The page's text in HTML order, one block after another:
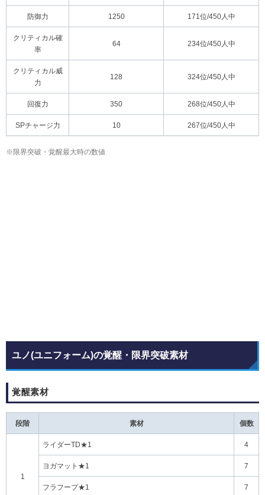
防御力 1250 171位/450人中
クリティカル確
率
64 234位/450人中
クリティカル威
力
128 324位/450人中
回復力 350 268位/450人中
SPチャージ力 10 267位/450人中
※限界突破・覚醒最大時の数値
ユノ(ユニフォーム)の覚醒・限界突破素材
覚醒素材
段階 素材 個数
1
ライダーTD★1 4
ヨガマット★1 7
フラフープ★1 7